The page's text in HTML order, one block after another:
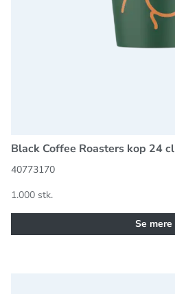
Black Coffee Roasters kop 24 cl
40773170
1.000 stk.
Se mere